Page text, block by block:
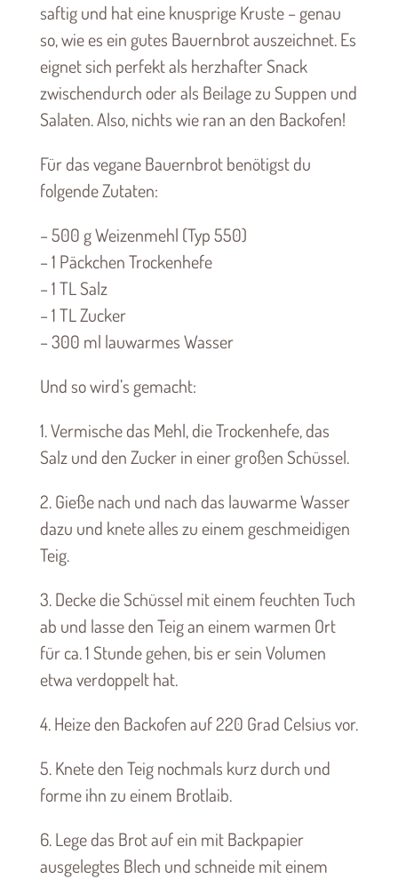
saftig und hat eine knusprige Kruste – genau
so, wie es ein gutes Bauernbrot auszeichnet. Es
eignet sich perfekt als herzhafter Snack
zwischendurch oder als Beilage zu Suppen und
Salaten. Also, nichts wie ran an den Backofen!
Für das vegane Bauernbrot benötigst du
folgende Zutaten:
– 500 g Weizenmehl (Typ 550)
– 1 Päckchen Trockenhefe
– 1 TL Salz
– 1 TL Zucker
– 300 ml lauwarmes Wasser
Und so wird’s gemacht:
1. Vermische das Mehl, die Trockenhefe, das
Salz und den Zucker in einer großen Schüssel.
2. Gieße nach und nach das lauwarme Wasser
dazu und knete alles zu einem geschmeidigen
Teig.
3. Decke die Schüssel mit einem feuchten Tuch
ab und lasse den Teig an einem warmen Ort
für ca. 1 Stunde gehen, bis er sein Volumen
etwa verdoppelt hat.
4. Heize den Backofen auf 220 Grad Celsius vor.
5. Knete den Teig nochmals kurz durch und
forme ihn zu einem Brotlaib.
6. Lege das Brot auf ein mit Backpapier
ausgelegtes Blech und schneide mit einem